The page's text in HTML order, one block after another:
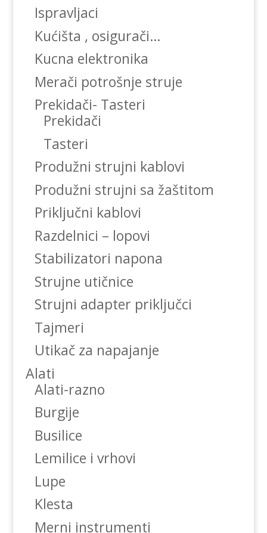
Ispravljaci
Kućišta , osigurači…
Kucna elektronika
Merači potrošnje struje
Prekidači- Tasteri
Prekidači
Tasteri
Produžni strujni kablovi
Produžni strujni sa žaštitom
Priključni kablovi
Razdelnici – lopovi
Stabilizatori napona
Strujne utičnice
Strujni adapter priključci
Tajmeri
Utikač za napajanje
Alati
Alati-razno
Burgije
Busilice
Lemilice i vrhovi
Lupe
Klesta
Merni instrumenti